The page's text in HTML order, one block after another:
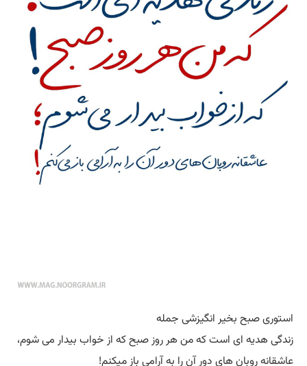
استوری صبح بخیر انگیزشی جمله
زندگی هدیه ای است که من هر روز صبح که از خواب بیدار می شوم،
عاشقانه روبان های دور آن را به آرامی باز میکنم!